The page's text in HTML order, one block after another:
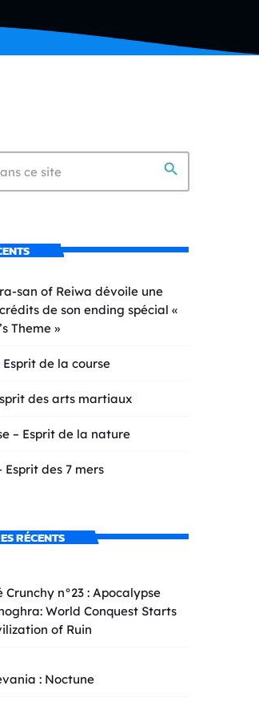
search
san of Reiwa dévoile une
de son ending spécial «
Theme »
de la course
des arts martiaux
– Esprit de la nature
Esprit des 7 mers
RÉCENTS
Crunchy n°23 : Apocalypse
World Conquest Starts
of Ruin
: Noctune